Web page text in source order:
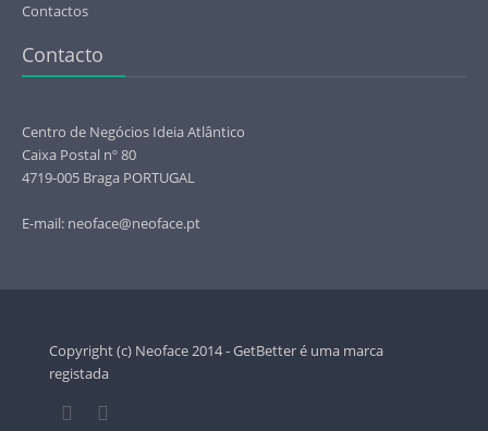
Contactos
Contacto
Centro de Negócios Ideia Atlântico
Caixa Postal nº 80
4719-005 Braga PORTUGAL
E-mail: neoface@neoface.pt
Copyright (c) Neoface 2014 - GetBetter é uma marca
registada